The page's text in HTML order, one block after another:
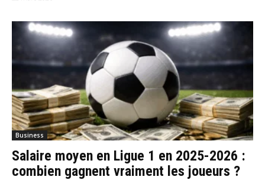
Business
Salaire moyen en Ligue 1 en 2025-2026 :
combien gagnent vraiment les joueurs ?